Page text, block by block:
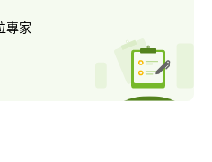
台北市： 松山 信義 中
專家